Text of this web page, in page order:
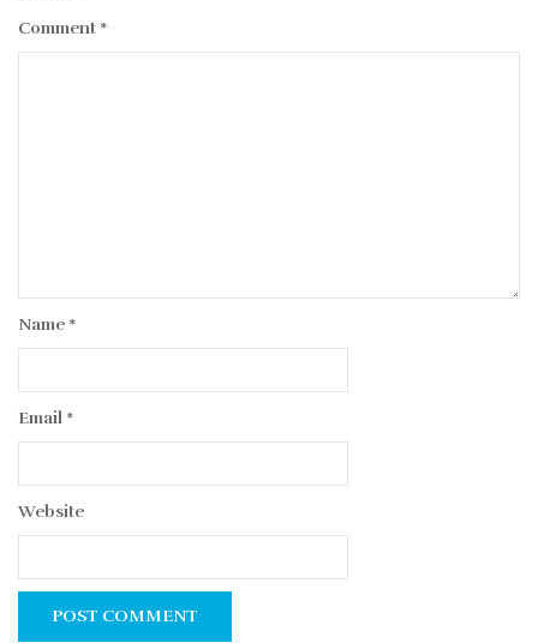
Comment *
Name *
Email *
Website